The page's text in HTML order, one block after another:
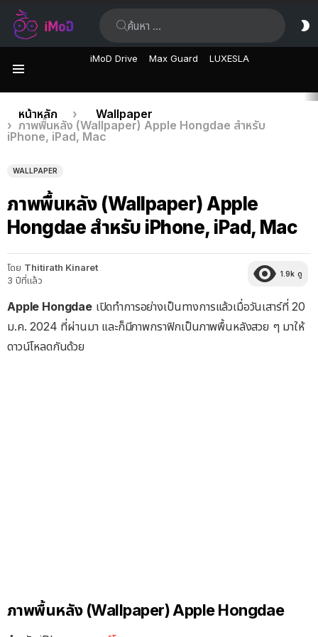
iMoD Drive Max Guard LUXESLA
เรื่อง
ล่าสุด
คุณอยู่ที่นี่:
หน้าหลัก
Wallpaper
ภาพพื้นหลัง (Wallpaper) Apple Hongdae สำหรับ
iPhone, iPad, Mac
WALLPAPER
ภาพพื้นหลัง (Wallpaper) Apple
Hongdae สำหรับ iPhone, iPad, Mac
โดย Thitirath Kinaret
3 ปีที่แล้ว
1.9k ดู
Apple Hongdaeเปิดทำการอย่างเป็นทางการแล้วเมื่อวันเสาร์ที่ 20
ม.ค. 2024 ที่ผ่านมา และก็มีภาพกราฟิกเป็นภาพพื้นหลังสวย ๆ มาให้
ดาวน์โหลดกันด้วย
ภาพพื้นหลัง (Wallpaper) Apple Hongdae